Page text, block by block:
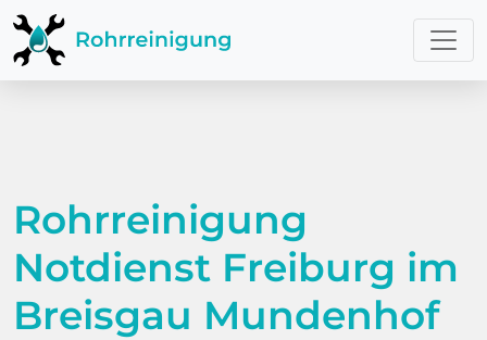
Rohrreinigung
Notdienst Freiburg im
Breisgau Mundenhof